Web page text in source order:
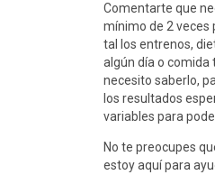
Comentarte que
mínimo de 2 veces
tal los entrenos,
algún día o
necesito saberlo,
los resultados
variables para
No te preocupes
estoy aquí para